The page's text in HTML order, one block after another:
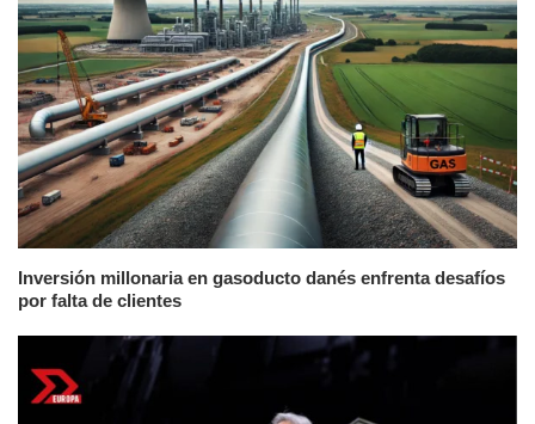
Inversión millonaria en gasoducto danés enfrenta desafíos
por falta de clientes